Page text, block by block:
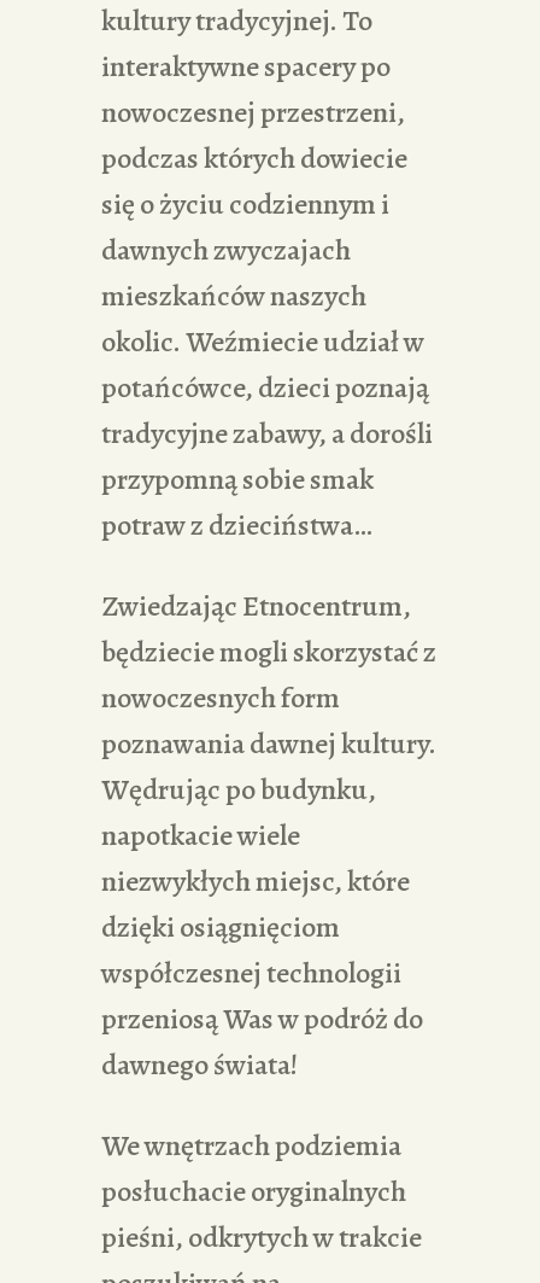
kultury tradycyjnej. To
interaktywne spacery po
nowoczesnej przestrzeni,
podczas których dowiecie
się o życiu codziennym i
dawnych zwyczajach
mieszkańców naszych
okolic. Weźmiecie udział w
potańcówce, dzieci poznają
tradycyjne zabawy, a dorośli
przypomną sobie smak
potraw z dzieciństwa…
Zwiedzając Etnocentrum,
będziecie mogli skorzystać z
nowoczesnych form
poznawania dawnej kultury.
Wędrując po budynku,
napotkacie wiele
niezwykłych miejsc, które
dzięki osiągnięciom
współczesnej technologii
przeniosą Was w podróż do
dawnego świata!
We wnętrzach podziemia
posłuchacie oryginalnych
pieśni, odkrytych w trakcie